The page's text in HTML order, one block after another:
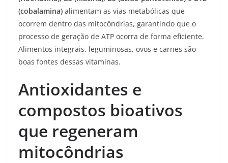
(cobalamina) alimentam as vias metabólicas que
ocorrem dentro das mitocôndrias, garantindo que o
processo de geração de ATP ocorra de forma eficiente.
Alimentos integrais, leguminosas, ovos e carnes são
boas fontes dessas vitaminas.
Antioxidantes e
compostos bioativos
que regeneram
mitocôndrias